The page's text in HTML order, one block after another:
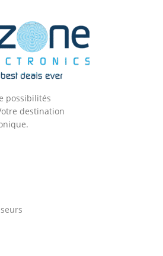
possibilités
destination